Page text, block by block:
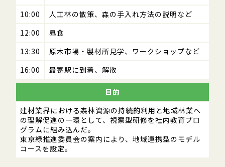
10:00
人工林の散策、森の手入れ方法の説明など
12:00
昼食
13:30
原木市場・製材所見学、ワークショップなど
16:00
最寄駅に到着、解散
目的
建材業界における森林資源の持続的利用と地域林業へ
の理解促進の一環として、視察型研修を社内教育プロ
グラムに組み込んだ。
東京緑推進委員会の案内により、地域連携型のモデル
コースを設定。